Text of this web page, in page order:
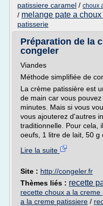
patissiere caramel / choux
/ melange pate a
patisserie
Préparation de la
congeler
Viandes
Méthode simplifiée de
La crème patissière est
de main car vous
minutes. Mais si vous
vous ajouterez d'autres
traditionnelle. Pour cela,
oeufs, 1 litre de lait, 50 g
Lire la suite
Site : http://congeler.fr
Thèmes liés : recette
recette choux a la creme
a la creme patissiere /